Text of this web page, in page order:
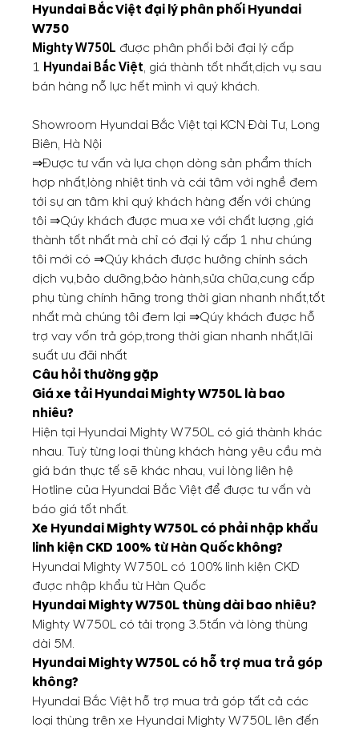
Hyundai Bắc Việt đại lý phân phối Hyundai
W750
Mighty W750L được phân phối bởi đại lý cấp
1 Hyundai Bắc Việt, giá thành tốt nhất,dịch vụ sau
bán hàng nỗ lực hết mình vì quý khách.
Showroom Hyundai Bắc Việt tại KCN Đài Tư, Long
Biên, Hà Nội
⇒Được tư vấn và lựa chọn dòng sản phẩm thích
hợp nhất,lòng nhiệt tình và cái tâm với nghề đem
tới sự an tâm khi quý khách hàng đến với chúng
tôi ⇒Qúy khách được mua xe với chất lượng ,giá
thành tốt nhất mà chỉ có đại lý cấp 1 như chúng
tôi mới có ⇒Qúy khách được hưởng chính sách
dịch vụ,bảo dưỡng,bảo hành,sửa chữa,cung cấp
phụ tùng chính hãng trong thời gian nhanh nhất,tốt
nhất mà chúng tôi đem lại ⇒Qúy khách được hỗ
trợ vay vốn trả góp,trong thời gian nhanh nhất,lãi
suất ưu đãi nhất
Câu hỏi thường gặp
Giá xe tải Hyundai Mighty W750L là bao
nhiêu?
Hiện tại Hyundai Mighty W750L có giá thành khác
nhau. Tuỳ từng loại thùng khách hàng yêu cầu mà
giá bán thực tế sẽ khác nhau, vui lòng liên hệ
Hotline của Hyundai Bắc Việt để được tư vấn và
báo giá tốt nhất.
Xe Hyundai Mighty W750L có phải nhập khẩu
linh kiện CKD 100% từ Hàn Quốc không?
Hyundai Mighty W750L có 100% linh kiện CKD
được nhập khẩu từ Hàn Quốc
Hyundai Mighty W750L thùng dài bao nhiêu?
Mighty W750L có tải trọng 3.5tấn và lòng thùng
dài 5M.
Hyundai Mighty W750L có hỗ trợ mua trả góp
không?
Hyundai Bắc Việt hỗ trợ mua trả góp tất cả các
loại thùng trên xe Hyundai Mighty W750L lên đến